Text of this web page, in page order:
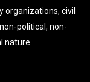
organizations, civil
political, non-
nature.